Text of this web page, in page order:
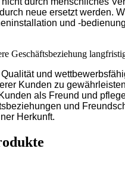
neue ersetzt werden.
und -
Geschäftsbeziehung
und
Kunden zu
als Freund und
und
Herkunft.